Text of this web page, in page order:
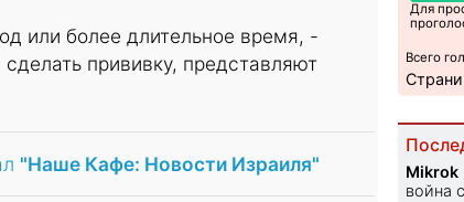
или более длительное время, -
прививку, представляют
"Наше Кафе: Новости Израиля"
Для
Всего
Mikrok
война